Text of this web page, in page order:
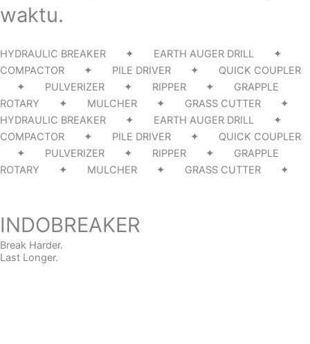
waktu.
HYDRAULIC BREAKER ✦ EARTH AUGER DRILL ✦
COMPACTOR ✦ PILE DRIVER ✦ QUICK COUPLER
✦ PULVERIZER ✦ RIPPER ✦ GRAPPLE
ROTARY ✦ MULCHER ✦ GRASS CUTTER ✦
HYDRAULIC BREAKER ✦ EARTH AUGER DRILL ✦
COMPACTOR ✦ PILE DRIVER ✦ QUICK COUPLER
✦ PULVERIZER ✦ RIPPER ✦ GRAPPLE
ROTARY ✦ MULCHER ✦ GRASS CUTTER ✦
INDOBREAKER
Break Harder.
Last Longer.